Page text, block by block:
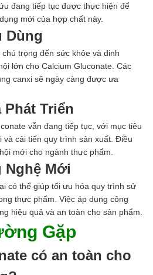
đang tiếp tục được thực hiện để
mới của hợp chất này.
Dùng
trọng đến sức khỏe và dinh
lớn cho Calcium Gluconate. Các
canxi sẽ ngày càng được ưa
Phát Triển
vẫn đang tiếp tục, với mục tiêu
cải tiến quy trình sản xuất. Điều
mới cho ngành thực phẩm.
Nghệ Mới
có thể giúp tối ưu hóa quy trình sử
thực phẩm. Việc áp dụng công
hiệu quả và an toàn cho sản phẩm.
Gặp
có an toàn cho